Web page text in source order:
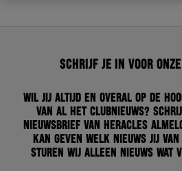
Schrijf je in voor
Wil jij altijd en overal op de
van al het clubnieuws?
nieuwsbrief van Heracles
kan geven welk nieuws jij
sturen wij alleen nieuws wat